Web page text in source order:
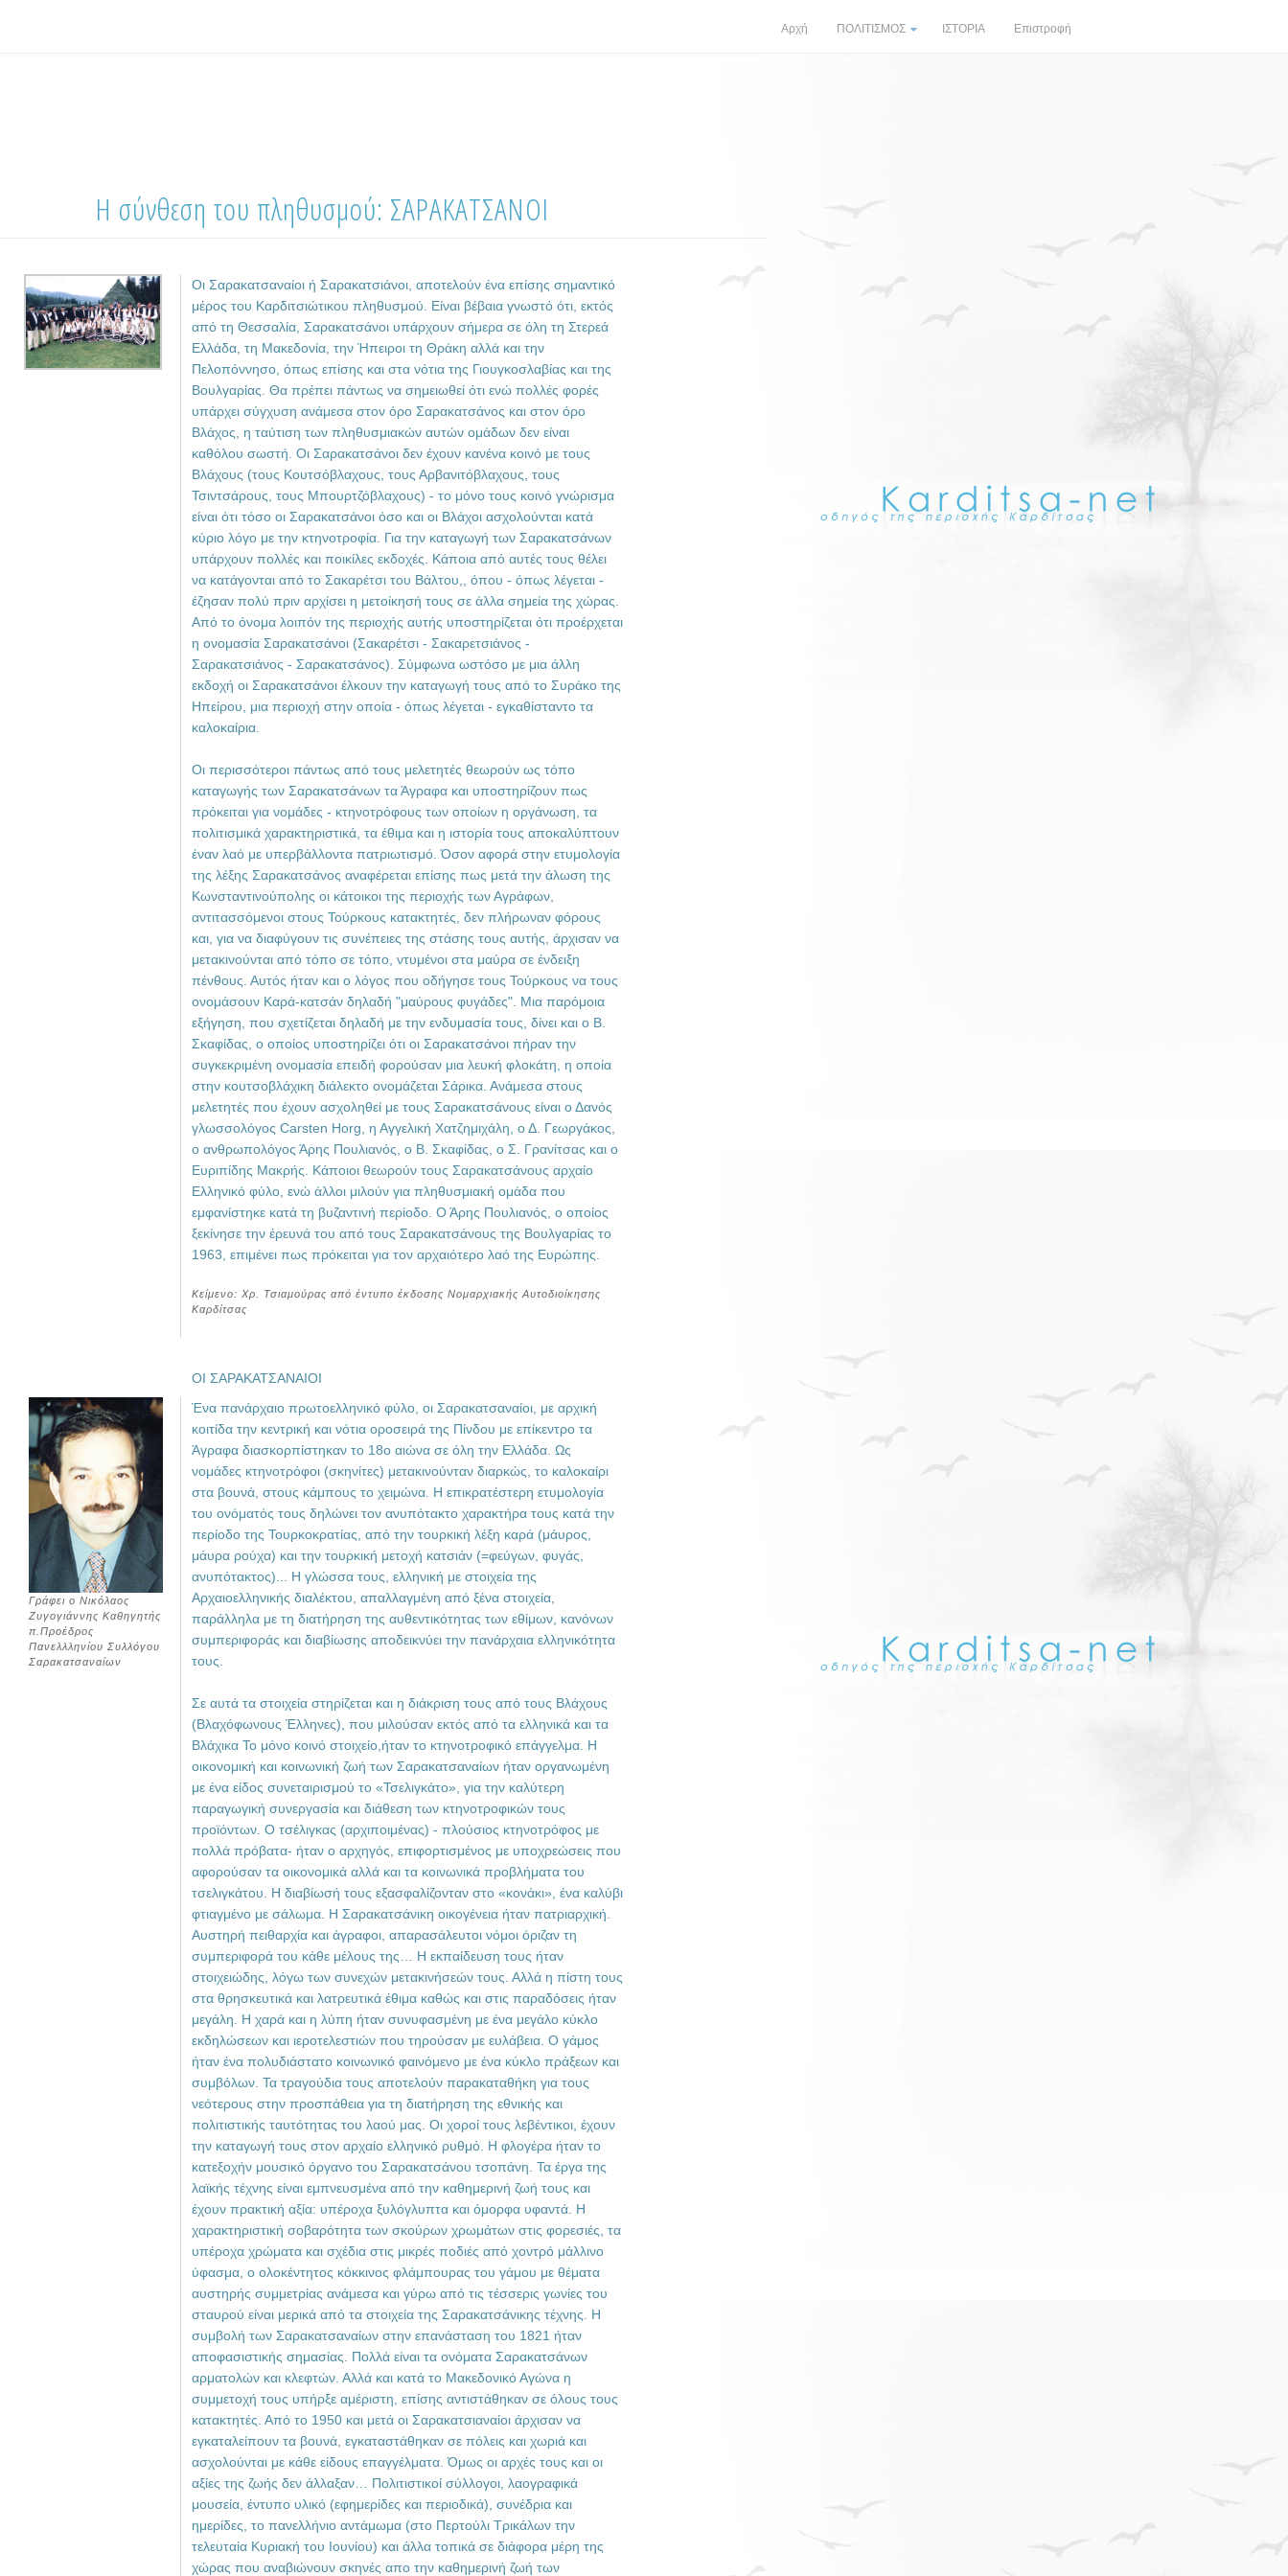
Αρχή ΠΟΛΙΤΙΣΜΟΣ ΙΣΤΟΡΙΑ Επιστροφή
Η σύνθεση του πληθυσμού: ΣΑΡΑΚΑΤΣΑΝΟΙ
Οι Σαρακατσαναίοι ή Σαρακατσιάνοι, αποτελούν ένα επίσης σημαντικό
μέρος του Καρδιτσιώτικου πληθυσμού. Είναι βέβαια γνωστό ότι, εκτός
από τη Θεσσαλία, Σαρακατσάνοι υπάρχουν σήμερα σε όλη τη Στερεά
Ελλάδα, τη Μακεδονία, την Ήπειροι τη Θράκη αλλά και την
Πελοπόννησο, όπως επίσης και στα νότια της Γιουγκοσλαβίας και της
Βουλγαρίας. Θα πρέπει πάντως να σημειωθεί ότι ενώ πολλές φορές
υπάρχει σύγχυση ανάμεσα στον όρο Σαρακατσάνος και στον όρο
Βλάχος, η ταύτιση των πληθυσμιακών αυτών ομάδων δεν είναι
καθόλου σωστή. Οι Σαρακατσάνοι δεν έχουν κανένα κοινό με τους
Βλάχους (τους Κουτσόβλαχους, τους Αρβανιτόβλαχους, τους
Τσιντσάρους, τους Μπουρτζόβλαχους) - το μόνο τους κοινό γνώρισμα
είναι ότι τόσο οι Σαρακατσάνοι όσο και οι Βλάχοι ασχολούνται κατά
κύριο λόγο με την κτηνοτροφία. Για την καταγωγή των Σαρακατσάνων
υπάρχουν πολλές και ποικίλες εκδοχές. Κάποια από αυτές τους θέλει
να κατάγονται από το Σακαρέτσι του Βάλτου,, όπου - όπως λέγεται -
έζησαν πολύ πριν αρχίσει η μετοίκησή τους σε άλλα σημεία της χώρας.
Από το όνομα λοιπόν της περιοχής αυτής υποστηρίζεται ότι προέρχεται
η ονομασία Σαρακατσάνοι (Σακαρέτσι - Σακαρετσιάνος -
Σαρακατσιάνος - Σαρακατσάνος). Σύμφωνα ωστόσο με μια άλλη
εκδοχή οι Σαρακατσάνοι έλκουν την καταγωγή τους από το Συράκο της
Ηπείρου, μια περιοχή στην οποία - όπως λέγεται - εγκαθίσταντο τα
καλοκαίρια.
Οι περισσότεροι πάντως από τους μελετητές θεωρούν ως τόπο
καταγωγής των Σαρακατσάνων τα Άγραφα και υποστηρίζουν πως
πρόκειται για νομάδες - κτηνοτρόφους των οποίων η οργάνωση, τα
πολιτισμικά χαρακτηριστικά, τα έθιμα και η ιστορία τους αποκαλύπτουν
έναν λαό με υπερβάλλοντα πατριωτισμό. Όσον αφορά στην ετυμολογία
της λέξης Σαρακατσάνος αναφέρεται επίσης πως μετά την άλωση της
Κωνσταντινούπολης οι κάτοικοι της περιοχής των Αγράφων,
αντιτασσόμενοι στους Τούρκους κατακτητές, δεν πλήρωναν φόρους
και, για να διαφύγουν τις συνέπειες της στάσης τους αυτής, άρχισαν να
μετακινούνται από τόπο σε τόπο, ντυμένοι στα μαύρα σε ένδειξη
πένθους. Αυτός ήταν και ο λόγος που οδήγησε τους Τούρκους να τους
ονομάσουν Καρά-κατσάν δηλαδή "μαύρους φυγάδες". Μια παρόμοια
εξήγηση, που σχετίζεται δηλαδή με την ενδυμασία τους, δίνει και ο Β.
Σκαφίδας, ο οποίος υποστηρίζει ότι οι Σαρακατσάνοι πήραν την
συγκεκριμένη ονομασία επειδή φορούσαν μια λευκή φλοκάτη, η οποία
στην κουτσοβλάχικη διάλεκτο ονομάζεται Σάρικα. Ανάμεσα στους
μελετητές που έχουν ασχοληθεί με τους Σαρακατσάνους είναι ο Δανός
γλωσσολόγος Carsten Horg, η Αγγελική Χατζημιχάλη, ο Δ. Γεωργάκος,
ο ανθρωπολόγος Άρης Πουλιανός, ο Β. Σκαφίδας, ο Σ. Γρανίτσας και ο
Ευριπίδης Μακρής. Κάποιοι θεωρούν τους Σαρακατσάνους αρχαίο
Ελληνικό φύλο, ενώ άλλοι μιλούν για πληθυσμιακή ομάδα που
εμφανίστηκε κατά τη βυζαντινή περίοδο. Ο Άρης Πουλιανός, ο οποίος
ξεκίνησε την έρευνά του από τους Σαρακατσάνους της Βουλγαρίας το
1963, επιμένει πως πρόκειται για τον αρχαιότερο λαό της Ευρώπης.
Κείμενο: Χρ. Τσιαμούρας από έντυπο έκδοσης Νομαρχιακής Αυτοδιοίκησης
Καρδίτσας
ΟΙ ΣΑΡΑΚΑΤΣΑΝΑΙΟΙ
Γράφει ο Νικόλαος
Ζυγογιάννης Καθηγητής
π.Προέδρος
Πανελλληνίου Συλλόγου
Σαρακατσαναίων
Ένα πανάρχαιο πρωτοελληνικό φύλο, οι Σαρακατσαναίοι, με αρχική
κοιτίδα την κεντρική και νότια οροσειρά της Πίνδου με επίκεντρο τα
Άγραφα διασκορπίστηκαν το 18ο αιώνα σε όλη την Ελλάδα. Ως
νομάδες κτηνοτρόφοι (σκηνίτες) μετακινούνταν διαρκώς, το καλοκαίρι
στα βουνά, στους κάμπους το χειμώνα. Η επικρατέστερη ετυμολογία
του ονόματός τους δηλώνει τον ανυπότακτο χαρακτήρα τους κατά την
περίοδο της Τουρκοκρατίας, από την τουρκική λέξη καρά (μάυρος,
μάυρα ρούχα) και την τουρκική μετοχή κατσιάν (=φεύγων, φυγάς,
ανυπότακτος)... Η γλώσσα τους, ελληνική με στοιχεία της
Αρχαιοελληνικής διαλέκτου, απαλλαγμένη από ξένα στοιχεία,
παράλληλα με τη διατήρηση της αυθεντικότητας των εθίμων, κανόνων
συμπεριφοράς και διαβίωσης αποδεικνύει την πανάρχαια ελληνικότητα
τους.
Σε αυτά τα στοιχεία στηρίζεται και η διάκριση τους από τους Βλάχους
(Βλαχόφωνους Έλληνες), που μιλούσαν εκτός από τα ελληνικά και τα
Βλάχικα Το μόνο κοινό στοιχείο,ήταν το κτηνοτροφικό επάγγελμα. Η
οικονομική και κοινωνική ζωή των Σαρακατσαναίων ήταν οργανωμένη
με ένα είδος συνεταιρισμού το «Τσελιγκάτο», για την καλύτερη
παραγωγική συνεργασία και διάθεση των κτηνοτροφικών τους
προϊόντων. Ο τσέλιγκας (αρχιποιμένας) - πλούσιος κτηνοτρόφος με
πολλά πρόβατα- ήταν ο αρχηγός, επιφορτισμένος με υποχρεώσεις που
αφορούσαν τα οικονομικά αλλά και τα κοινωνικά προβλήματα του
τσελιγκάτου. Η διαβίωσή τους εξασφαλίζονταν στο «κονάκι», ένα καλύβι
φτιαγμένο με σάλωμα. Η Σαρακατσάνικη οικογένεια ήταν πατριαρχική.
Αυστηρή πειθαρχία και άγραφοι, απαρασάλευτοι νόμοι όριζαν τη
συμπεριφορά του κάθε μέλους της… Η εκπαίδευση τους ήταν
στοιχειώδης, λόγω των συνεχών μετακινήσεών τους. Αλλά η πίστη τους
στα θρησκευτικά και λατρευτικά έθιμα καθώς και στις παραδόσεις ήταν
μεγάλη. Η χαρά και η λύπη ήταν συνυφασμένη με ένα μεγάλο κύκλο
εκδηλώσεων και ιεροτελεστιών που τηρούσαν με ευλάβεια. Ο γάμος
ήταν ένα πολυδιάστατο κοινωνικό φαινόμενο με ένα κύκλο πράξεων και
συμβόλων. Τα τραγούδια τους αποτελούν παρακαταθήκη για τους
νεότερους στην προσπάθεια για τη διατήρηση της εθνικής και
πολιτιστικής ταυτότητας του λαού μας. Οι χοροί τους λεβέντικοι, έχουν
την καταγωγή τους στον αρχαίο ελληνικό ρυθμό. Η φλογέρα ήταν το
κατεξοχήν μουσικό όργανο του Σαρακατσάνου τσοπάνη. Τα έργα της
λαϊκής τέχνης είναι εμπνευσμένα από την καθημερινή ζωή τους και
έχουν πρακτική αξία: υπέροχα ξυλόγλυπτα και όμορφα υφαντά. Η
χαρακτηριστική σοβαρότητα των σκούρων χρωμάτων στις φορεσιές, τα
υπέροχα χρώματα και σχέδια στις μικρές ποδιές από χοντρό μάλλινο
ύφασμα, ο ολοκέντητος κόκκινος φλάμπουρας του γάμου με θέματα
αυστηρής συμμετρίας ανάμεσα και γύρω από τις τέσσερις γωνίες του
σταυρού είναι μερικά από τα στοιχεία της Σαρακατσάνικης τέχνης. Η
συμβολή των Σαρακατσαναίων στην επανάσταση του 1821 ήταν
αποφασιστικής σημασίας. Πολλά είναι τα ονόματα Σαρακατσάνων
αρματολών και κλεφτών. Αλλά και κατά το Μακεδονικό Αγώνα η
συμμετοχή τους υπήρξε αμέριστη, επίσης αντιστάθηκαν σε όλους τους
κατακτητές. Από το 1950 και μετά οι Σαρακατσιαναίοι άρχισαν να
εγκαταλείπουν τα βουνά, εγκαταστάθηκαν σε πόλεις και χωριά και
ασχολούνται με κάθε είδους επαγγέλματα. Όμως οι αρχές τους και οι
αξίες της ζωής δεν άλλαξαν… Πολιτιστικοί σύλλογοι, λαογραφικά
μουσεία, έντυπο υλικό (εφημερίδες και περιοδικά), συνέδρια και
ημερίδες, το πανελλήνιο αντάμωμα (στο Περτούλι Τρικάλων την
τελευταία Κυριακή του Ιουνίου) και άλλα τοπικά σε διάφορα μέρη της
χώρας που αναβιώνουν σκηνές απο την καθημερινή ζωή των